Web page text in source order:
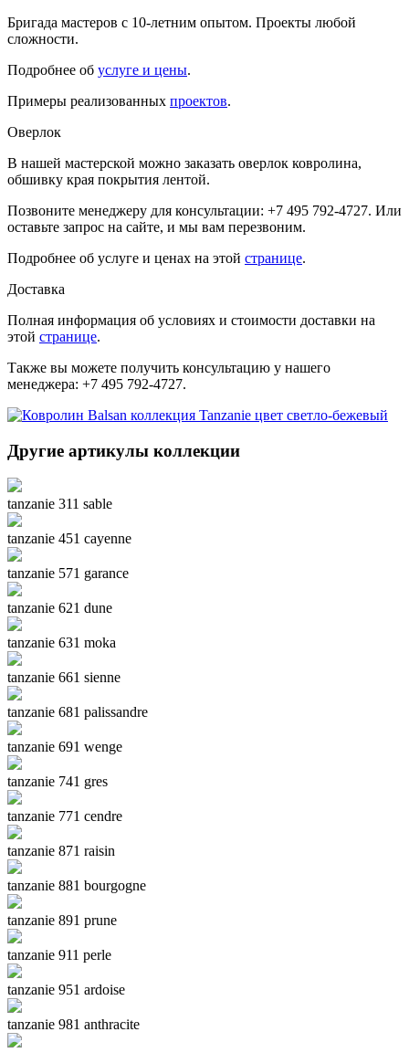
Бригада мастеров с 10-летним опытом. Проекты любой
сложности.
Подробнее об услуге и цены.
Примеры реализованных проектов.
Оверлок
В нашей мастерской можно заказать оверлок ковролина,
обшивку края покрытия лентой.
Позвоните менеджеру для консультации: +7 495 792-4727. Или
оставьте запрос на сайте, и мы вам перезвоним.
Подробнее об услуге и ценах на этой странице.
Доставка
Полная информация об условиях и стоимости доставки на
этой странице.
Также вы можете получить консультацию у нашего
менеджера: +7 495 792-4727.
Другие артикулы коллекции
tanzanie 311 sable
tanzanie 451 cayenne
tanzanie 571 garance
tanzanie 621 dune
tanzanie 631 moka
tanzanie 661 sienne
tanzanie 681 palissandre
tanzanie 691 wenge
tanzanie 741 gres
tanzanie 771 cendre
tanzanie 871 raisin
tanzanie 881 bourgogne
tanzanie 891 prune
tanzanie 911 perle
tanzanie 951 ardoise
tanzanie 981 anthracite